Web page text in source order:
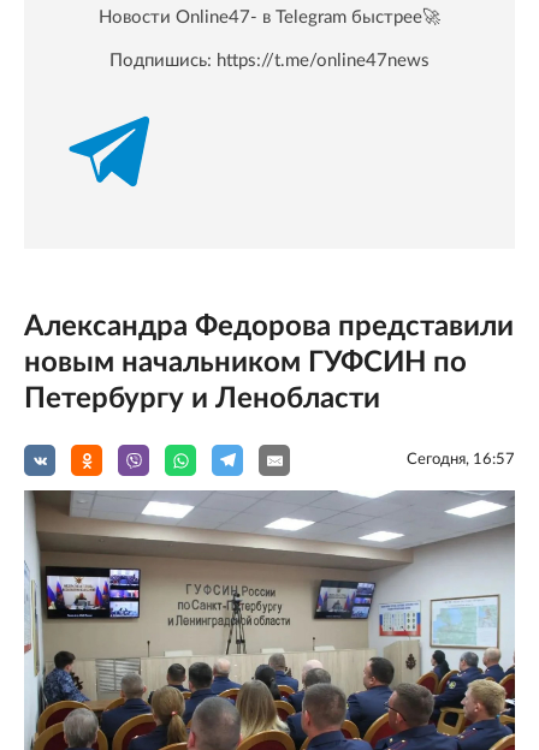
Новости Online47- в Telegram быстрее🚀
Подпишись: https://t.me/online47news
Александра Федорова представили
новым начальником ГУФСИН по
Петербургу и Ленобласти
Сегодня, 16:57